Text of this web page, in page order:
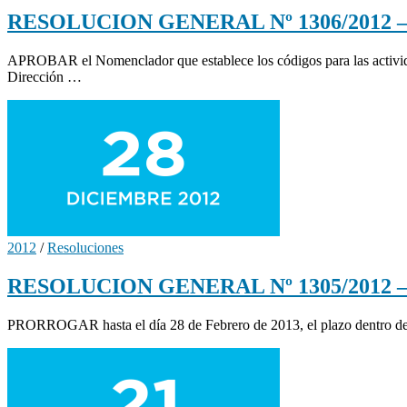
RESOLUCION GENERAL Nº 1306/2012
APROBAR el Nomenclador que establece los códigos para las
Dirección …
2012 /Resoluciones
RESOLUCION GENERAL Nº 1305/2012
PRORROGAR hasta el día 28 de Febrero de 2013, el plazo dentro